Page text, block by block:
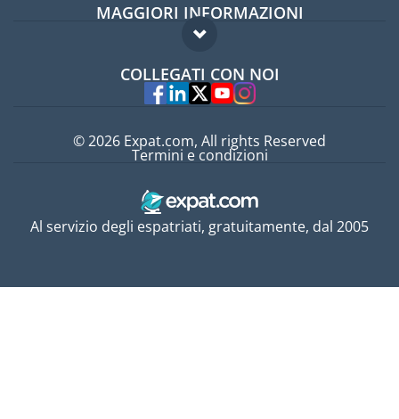
Guida per expat
MAGGIORI INFORMAZIONI
Domande frequenti
Esperti
COLLEGATI CON NOI
Al servizio degli espatriati, gratuitamente, dal 2005
© 2026 Expat.com, All rights Reserved
Termini e condizioni